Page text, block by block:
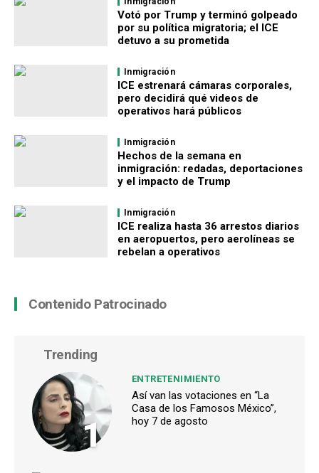
Votó por Trump y terminó golpeado
por su política migratoria; el ICE
detuvo a su prometida
Inmigración
ICE estrenará cámaras corporales,
pero decidirá qué videos de
operativos hará públicos
Inmigración
Hechos de la semana en
inmigración: redadas, deportaciones
y el impacto de Trump
Inmigración
ICE realiza hasta 36 arrestos diarios
en aeropuertos, pero aerolíneas se
rebelan a operativos
Contenido Patrocinado
Trending
1
ENTRETENIMIENTO
Así van las votaciones en “La
Casa de los Famosos México”,
hoy 7 de agosto